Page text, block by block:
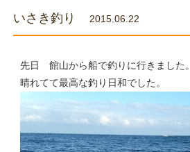
いさき釣り 2015.06.22
先日 館山から船で釣りに行きました。
晴れてて最高な釣り日和でした。